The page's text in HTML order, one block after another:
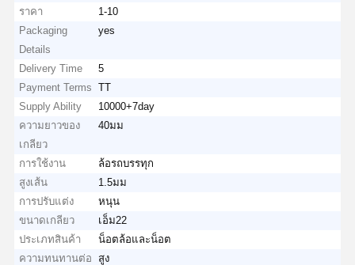
ราคา
1-10
Packaging
Details
yes
Delivery Time
5
Payment Terms
TT
Supply Ability
10000+7day
ความยาวของ
เกลียว
40มม
การใช้งาน
ล้อรถบรรทุก
สูงเส้น
1.5มม
การปรับแต่ง
หนุน
ขนาดเกลียว
เอ็ม22
ประเภทสินค้า
น็อตล้อและน็อต
ความทนทานต่อ
สูง